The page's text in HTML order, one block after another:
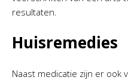
resultaten.
Huisremedies
Naast medicatie zijn er ook